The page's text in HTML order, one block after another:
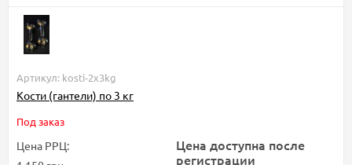
Артикул: kosti-2x3kg
Кости (гантели) по 3 кг
Под заказ
Цена РРЦ:
Цена доступна после
регистрации